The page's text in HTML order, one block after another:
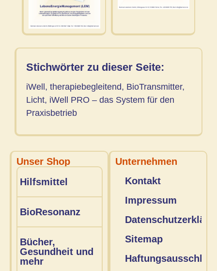
Stichwörter zu dieser Seite:
iWell, therapiebegleitend, BioTransmitter,
Licht, iWell PRO – das System für den
Praxisbetrieb
Unser Shop
Hilfsmittel
BioResonanz
Bücher,
Gesundheit und
mehr
Unternehmen
Kontakt
Impressum
Sitemap